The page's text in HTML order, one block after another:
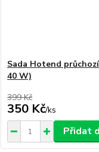
Sada Hotend
40 W)
399 Kč
350 Kč/ks
Přidat